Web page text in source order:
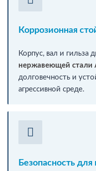
Коррозионная
Корпус, вал и гильза
нержавеющей стали
долговечность и
агрессивной среде.
Безопасность